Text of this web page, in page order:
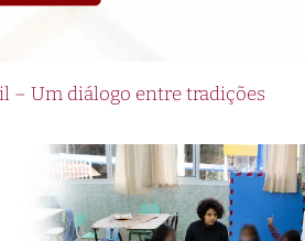
– Um diálogo entre tradições